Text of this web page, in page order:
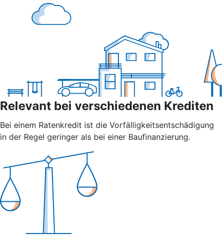
Relevant bei verschiedenen Krediten
Bei einem Ratenkredit ist die Vorfälligkeitsentschädigung
in der Regel geringer als bei einer Baufinanzierung.